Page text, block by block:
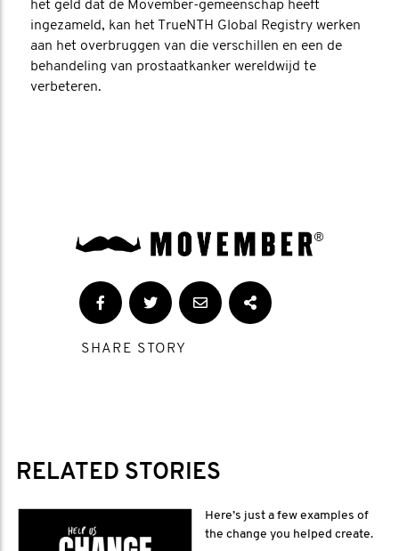
het geld dat de Movember-gemeenschap heeft
ingezameld, kan het TrueNTH Global Registry werken
aan het overbruggen van die verschillen en een de
behandeling van prostaatkanker wereldwijd te
verbeteren.
SHARE STORY
RELATED STORIES
Here’s just a few examples of
the change you helped create.